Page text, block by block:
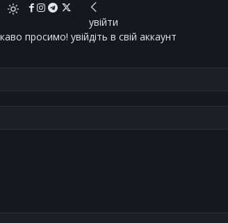
увійти
просимо! увійдіть в свій аккаунт